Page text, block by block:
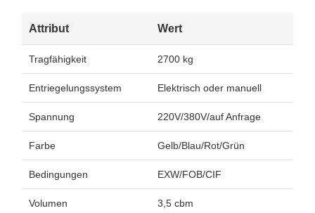
Attribut Wert
Tragfähigkeit 2700 kg
Entriegelungssystem Elektrisch oder manuell
Spannung 220V/380V/auf Anfrage
Farbe Gelb/Blau/Rot/Grün
Bedingungen EXW/FOB/CIF
Volumen 3,5 cbm